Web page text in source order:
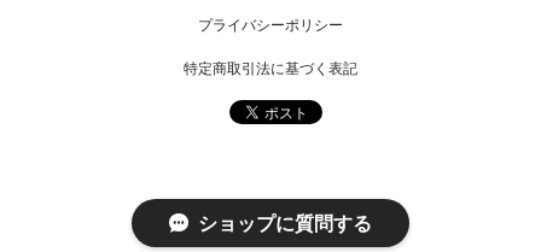
プライバシーポリシー
特定商取引法に基づく表記
ショップに質問する